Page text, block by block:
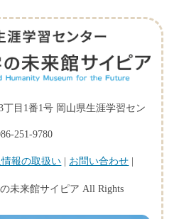
目1番1号 岡山県生涯学習セン
251-9780
報の取扱い | お問い合わせ |
未来館サイピア All Rights